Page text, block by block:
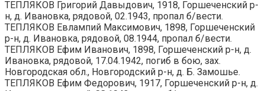
ТЕПЛЯКОВ Григорий Давыдович, 1918, Горшеченский р-
н, д. Ивановка, рядовой, 02.1943, пропал б/вести.
ТЕПЛЯКОВ Евлампий Максимович, 1898, Горшеченский
р-н, д. Ивановка, рядовой, 08.1944, пропал б/вести.
ТЕПЛЯКОВ Ефим Иванович, 1898, Горшеченский р-н, д.
Ивановка, рядовой, 17.04.1942, погиб в бою, зах.
Новгородская обл., Новгородский р-н, д. Б. Замошье.
ТЕПЛЯКОВ Ефим Федорович, 1917, Горшеченский р-н, д.